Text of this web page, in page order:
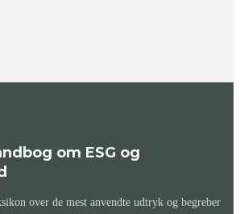
om ESG og
over de mest anvendte udtryk og begreber